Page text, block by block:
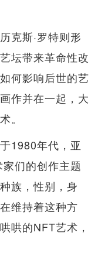
克斯·罗特则形
坛带来革命性改
何影响后世的艺
作并在一起，大
。
1980年代，亚
们的创作主题
族，性别，身
维持着这种方
哄的NFT艺术，